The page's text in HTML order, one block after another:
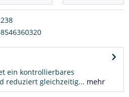
ein kontrollierbares
reduziert gleichzeitig... mehr